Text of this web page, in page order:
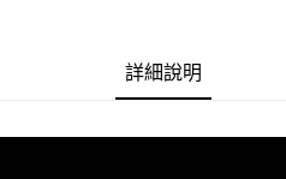
全家付款取貨
每筆NT$60，滿NT$299(含以上)免
詳細說明